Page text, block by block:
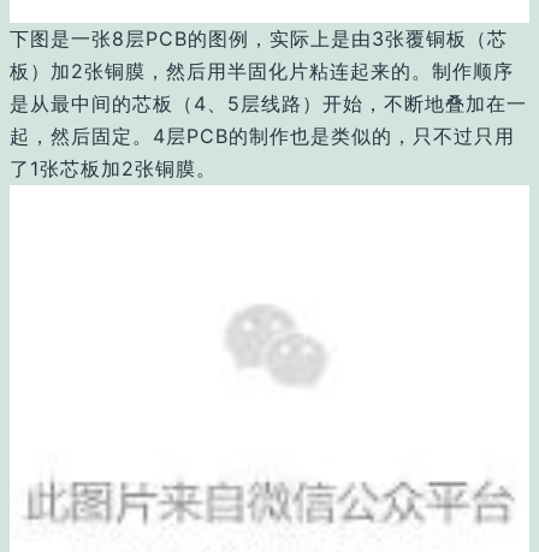
下图是一张8层PCB的图例，实际上是由3张覆铜板（芯
板）加2张铜膜，然后用半固化片粘连起来的。制作顺序
是从最中间的芯板（4、5层线路）开始，不断地叠加在一
起，然后固定。4层PCB的制作也是类似的，只不过只用
了1张芯板加2张铜膜。